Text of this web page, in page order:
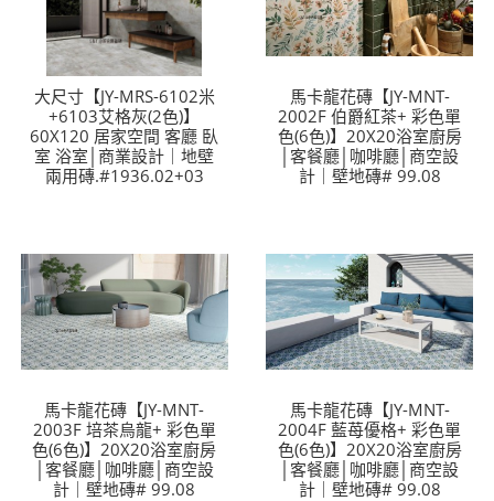
大尺寸【JY-MRS-6102米
+6103艾格灰(2色)】
60X120 居家空間 客廳 臥
室 浴室│商業設計｜地壁
兩用磚.#1936.02+03
馬卡龍花磚【JY-MNT-
2002F 伯爵紅茶+ 彩色單
色(6色)】20X20浴室廚房
│客餐廳│咖啡廳│商空設
計｜壁地磚# 99.08
馬卡龍花磚【JY-MNT-
2003F 培茶烏龍+ 彩色單
色(6色)】20X20浴室廚房
│客餐廳│咖啡廳│商空設
計｜壁地磚# 99.08
馬卡龍花磚【JY-MNT-
2004F 藍苺優格+ 彩色單
色(6色)】20X20浴室廚房
│客餐廳│咖啡廳│商空設
計｜壁地磚# 99.08